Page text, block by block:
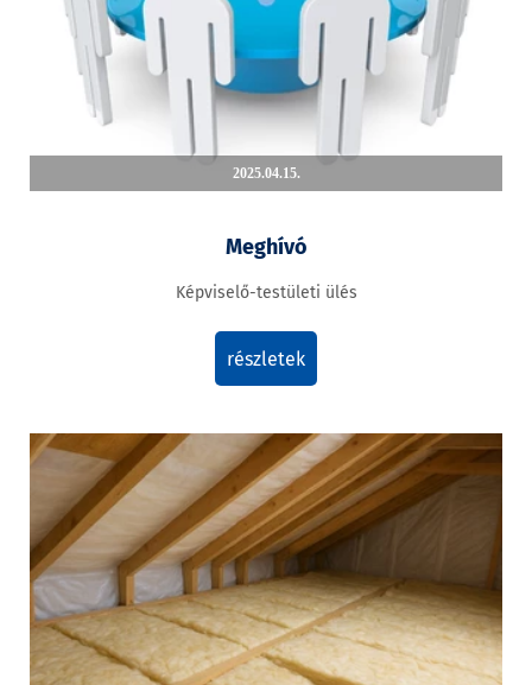
2025.04.15.
Meghívó
Képviselő-testületi ülés
részletek